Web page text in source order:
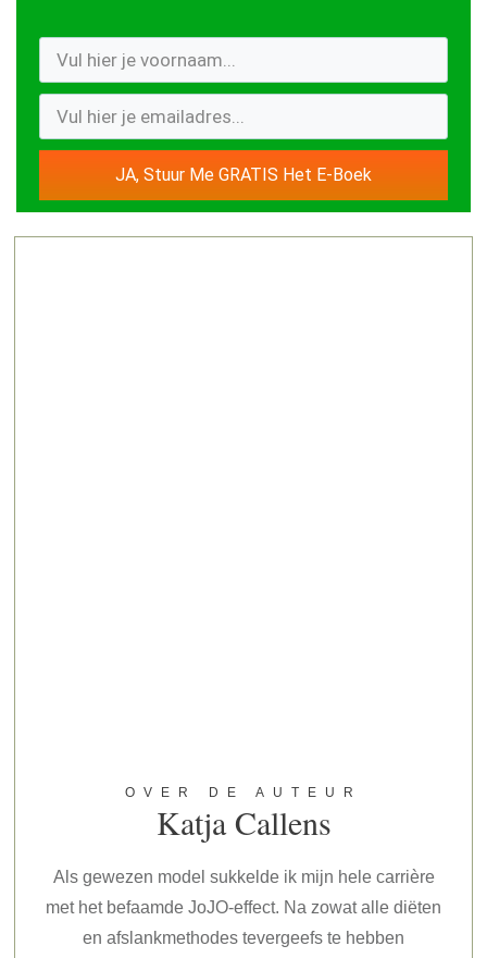
JA, Stuur Me GRATIS Het E-Boek
OVER DE AUTEUR
Katja Callens
Als gewezen model sukkelde ik mijn hele carrière
met het befaamde JoJO-effect. Na zowat alle diëten
en afslankmethodes tevergeefs te hebben